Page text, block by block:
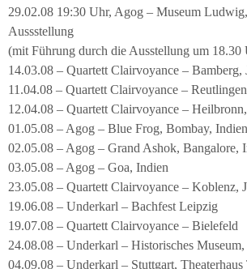
29.02.08 19:30 Uhr, Agog – Museum
Aussstellung
(mit Führung durch die Ausstellung um 18.30
14.03.08 – Quartett Clairvoyance – Bamberg,
11.04.08 – Quartett Clairvoyance –
12.04.08 – Quartett Clairvoyance –
01.05.08 – Agog – Blue Frog, Bombay, Indien
02.05.08 – Agog – Grand Ashok, Bangalore,
03.05.08 – Agog – Goa, Indien
23.05.08 – Quartett Clairvoyance – Koblenz,
19.06.08 – Underkarl – Bachfest Leipzig
19.07.08 – Quartett Clairvoyance – Bielefeld
24.08.08 – Underkarl – Historisches
04.09.08 – Underkarl – Stuttgart, Theaterhaus